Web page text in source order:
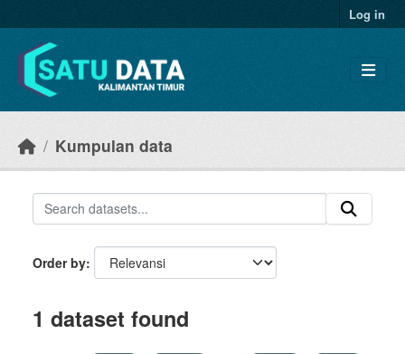
Log in
Kumpulan data
Order by
1 dataset found